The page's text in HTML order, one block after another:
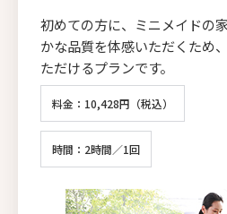
初めての方に、ミニメイドの
かな品質を体感いただくため
ただけるプランです。
料金：10,428円（税込）
時間：2時間／1回